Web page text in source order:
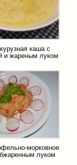
каша с
и жареным луком
морковное
луком